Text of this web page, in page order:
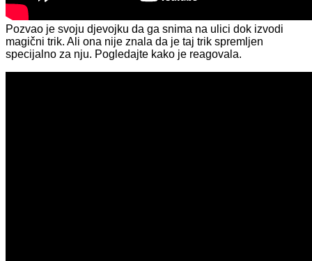
Pozvao je svoju djevojku da ga snima na ulici dok izvodi
magični trik. Ali ona nije znala da je taj trik spremljen
specijalno za nju. Pogledajte kako je reagovala.